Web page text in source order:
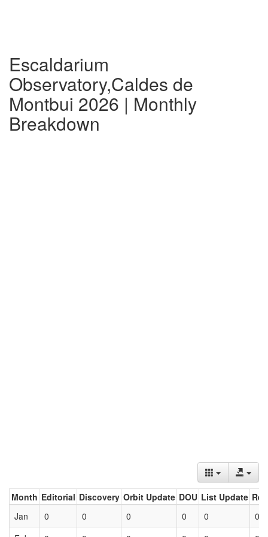
Escaldarium
Observatory,Caldes de
Montbui 2026 | Monthly
Breakdown
Month Editorial Discovery Orbit Update DOU List Update
Jan
0 0 0 0 0
0